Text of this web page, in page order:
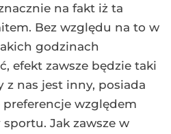
na fakt iż ta
Bez względu na to w
godzinach
efekt zawsze będzie taki
z nas jest inny, posiada
względem
Jak zawsze w